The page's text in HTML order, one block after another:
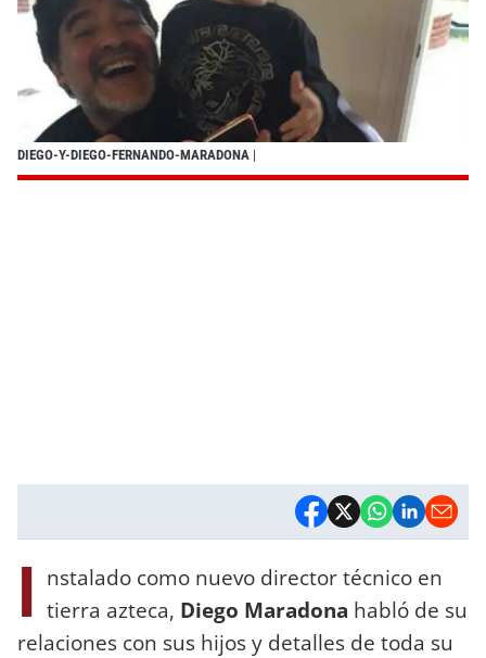
DIEGO-Y-DIEGO-FERNANDO-MARADONA |
I nstalado como nuevo director técnico en
tierra azteca, Diego Maradona habló de su
relaciones con sus hijos y detalles de toda su